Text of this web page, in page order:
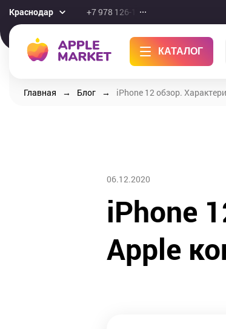
Краснодар +7 978 126-10-46
КАТАЛОГ
Главная Блог iPhone 12 обзор.
06.12.2020
iPhone
Apple